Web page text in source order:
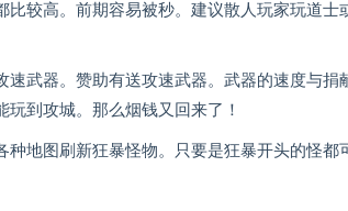
比较高。前期容易被秒。建议散人玩家玩道士
速武器。赞助有送攻速武器。武器的速度与捐
到攻城。那么烟钱又回来了！
种地图刷新狂暴怪物。只要是狂暴开头的怪